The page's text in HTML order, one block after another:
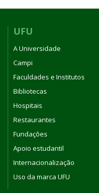
UFU
A Universidade
Campi
Faculdades e Institutos
Bibliotecas
Hospitais
Restaurantes
Fundações
Apoio estudantil
Internacionalização
Uso da marca UFU